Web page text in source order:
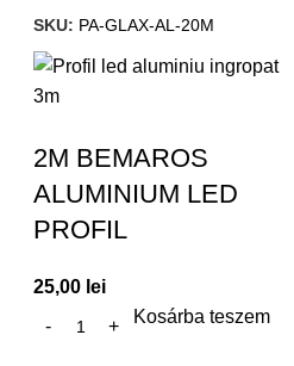
SKU: PA-GLAX-AL-20M
2M BEMAROS
ALUMINIUM LED
PROFIL
25,00 lei
Kosárba teszem